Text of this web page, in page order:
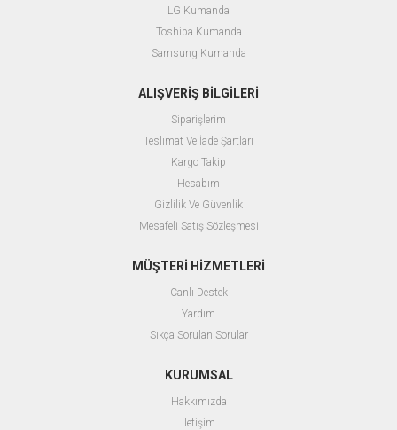
LG Kumanda
Toshiba Kumanda
Samsung Kumanda
ALIŞVERİŞ BİLGİLERİ
Siparişlerim
Teslimat Ve İade Şartları
Kargo Takip
Hesabım
Gizlilik Ve Güvenlik
Mesafeli Satış Sözleşmesi
MÜŞTERİ HİZMETLERİ
Canlı Destek
Yardım
Sıkça Sorulan Sorular
KURUMSAL
Hakkımızda
İletişim